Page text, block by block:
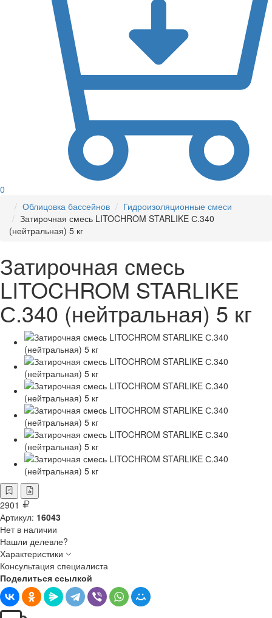
0
Облицовка бассейнов
Гидроизоляционные смеси
Затирочная смесь LITOCHROM STARLIKE С.340
(нейтральная) 5 кг
Затирочная смесь
LITOCHROM STARLIKE
С.340 (нейтральная) 5 кг
2901
Артикул: 16043
Нет в наличии
Нашли делевле?
Характеристики
Консультация специалиста
Поделиться ссылкой